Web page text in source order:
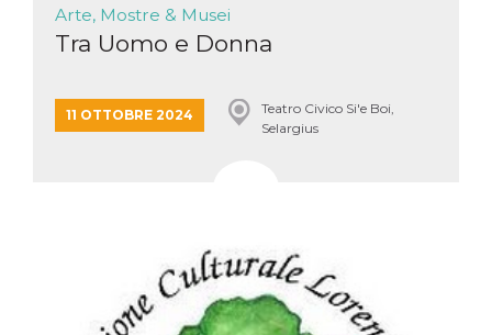
Arte, Mostre & Musei
Tra Uomo e Donna
11 OTTOBRE 2024
Teatro Civico Si'e Boi,
Selargius